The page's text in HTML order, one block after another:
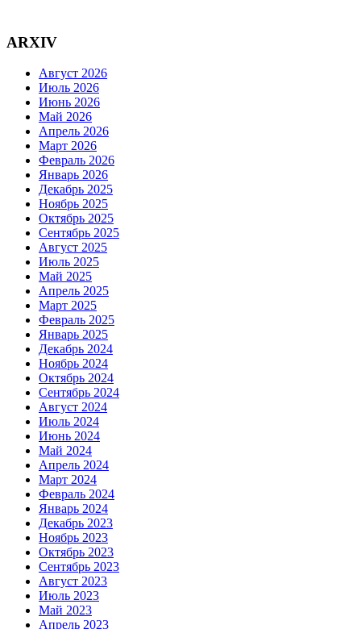
ARXIV
Август 2026
Июль 2026
Июнь 2026
Май 2026
Апрель 2026
Март 2026
Февраль 2026
Январь 2026
Декабрь 2025
Ноябрь 2025
Октябрь 2025
Сентябрь 2025
Август 2025
Июль 2025
Май 2025
Апрель 2025
Март 2025
Февраль 2025
Январь 2025
Декабрь 2024
Ноябрь 2024
Октябрь 2024
Сентябрь 2024
Август 2024
Июль 2024
Июнь 2024
Май 2024
Апрель 2024
Март 2024
Февраль 2024
Январь 2024
Декабрь 2023
Ноябрь 2023
Октябрь 2023
Сентябрь 2023
Август 2023
Июль 2023
Май 2023
Апрель 2023